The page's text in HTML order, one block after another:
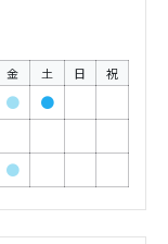
金 土 日 祝
●
●
●